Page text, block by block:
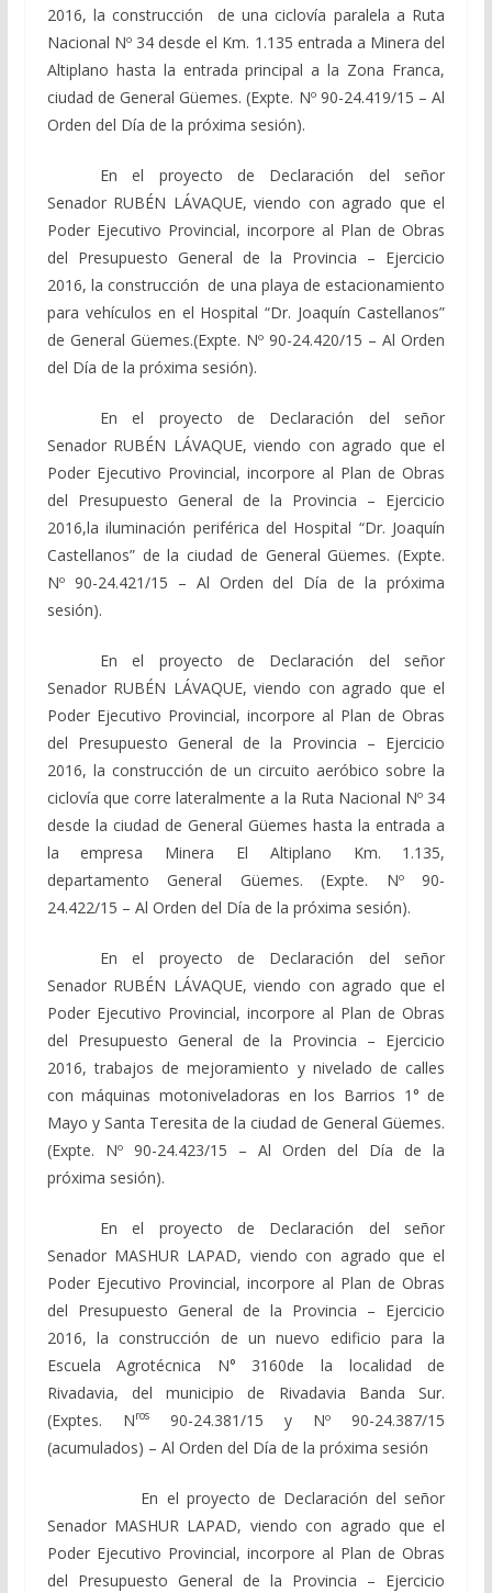
2016, la construcción de una ciclovía paralela a Ruta
Nacional Nº 34 desde el Km. 1.135 entrada a Minera del
Altiplano hasta la entrada principal a la Zona Franca,
ciudad de General Güemes. (Expte. Nº 90-24.419/15 – Al
Orden del Día de la próxima sesión).
En el proyecto de Declaración del señor
Senador RUBÉN LÁVAQUE, viendo con agrado que el
Poder Ejecutivo Provincial, incorpore al Plan de Obras
del Presupuesto General de la Provincia – Ejercicio
2016, la construcción de una playa de estacionamiento
para vehículos en el Hospital “Dr. Joaquín Castellanos”
de General Güemes.(Expte. Nº 90-24.420/15 – Al Orden
del Día de la próxima sesión).
En el proyecto de Declaración del señor
Senador RUBÉN LÁVAQUE, viendo con agrado que el
Poder Ejecutivo Provincial, incorpore al Plan de Obras
del Presupuesto General de la Provincia – Ejercicio
2016,la iluminación periférica del Hospital “Dr. Joaquín
Castellanos” de la ciudad de General Güemes. (Expte.
Nº 90-24.421/15 – Al Orden del Día de la próxima
sesión).
En el proyecto de Declaración del señor
Senador RUBÉN LÁVAQUE, viendo con agrado que el
Poder Ejecutivo Provincial, incorpore al Plan de Obras
del Presupuesto General de la Provincia – Ejercicio
2016, la construcción de un circuito aeróbico sobre la
ciclovía que corre lateralmente a la Ruta Nacional Nº 34
desde la ciudad de General Güemes hasta la entrada a
la empresa Minera El Altiplano Km. 1.135,
departamento General Güemes. (Expte. Nº 90-
24.422/15 – Al Orden del Día de la próxima sesión).
En el proyecto de Declaración del señor
Senador RUBÉN LÁVAQUE, viendo con agrado que el
Poder Ejecutivo Provincial, incorpore al Plan de Obras
del Presupuesto General de la Provincia – Ejercicio
2016, trabajos de mejoramiento y nivelado de calles
con máquinas motoniveladoras en los Barrios 1° de
Mayo y Santa Teresita de la ciudad de General Güemes.
(Expte. Nº 90-24.423/15 – Al Orden del Día de la
próxima sesión).
En el proyecto de Declaración del señor
Senador MASHUR LAPAD, viendo con agrado que el
Poder Ejecutivo Provincial, incorpore al Plan de Obras
del Presupuesto General de la Provincia – Ejercicio
2016, la construcción de un nuevo edificio para la
Escuela Agrotécnica N° 3160de la localidad de
Rivadavia, del municipio de Rivadavia Banda Sur.
(Exptes. Nros90-24.381/15 y Nº 90-24.387/15
(acumulados) – Al Orden del Día de la próxima sesión
En el proyecto de Declaración del señor
Senador MASHUR LAPAD, viendo con agrado que el
Poder Ejecutivo Provincial, incorpore al Plan de Obras
del Presupuesto General de la Provincia – Ejercicio